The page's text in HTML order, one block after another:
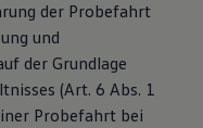
der Probefahrt
und
der Grundlage
(Art. 6 Abs. 1
Probefahrt bei